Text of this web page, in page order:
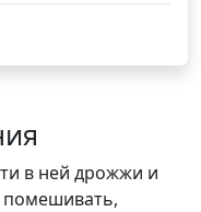
в ней дрожжи и